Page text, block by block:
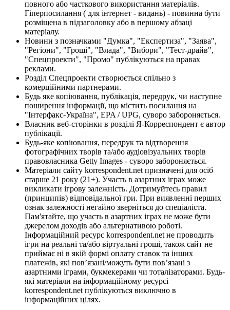
повного або часткового використання матеріалів.
Гіперпосилання ( для інтернет - видань) - повинна бути
розміщена в підзаголовку або в першому абзаці
матеріалу.
Новини з позначками "Думка", "Експертиза", "Заява",
"Регіони", "Гроші", "Влада", "Вибори", "Тест-драйв",
"Спецпроекти", "Промо" публікуються на правах
реклами.
Розділ Спецпроекти створюється спільно з
комерційними партнерами.
Будь яке копіювання, публікація, передрук, чи наступне
поширення інформації, що містить посилання на
"Інтерфакс-Україна", EPA / UPG, суворо забороняється.
Власник веб-сторінки в розділі Я-Корреспондент є автор
публікації.
Будь-яке копіювання, передрук та відтворення
фотографічних творів та/або аудіовізуальних творів
правовласника Getty Images - суворо забороняється.
Матеріали сайту korrespondent.net призначені для осіб
старше 21 року (21+). Участь в азартних іграх може
викликати ігрову залежність. Дотримуйтесь правил
(принципів) відповідальної гри. При виявленні перших
ознак залежності негайно зверніться до спеціаліста.
Пам'ятайте, що участь в азартних іграх не може бути
джерелом доходів або альтернативою роботі.
Інформаційний ресурс korrespondent.net не проводить
ігри на реальні та/або віртуальні гроші, також сайт не
приймає ні в якій формі оплату ставок та інших
платежів, які пов’язані/можуть бути пов’язані з
азартними іграми, букмекерами чи тоталізаторами. Будь-
які матеріали на інформаційному ресурсі
korrespondent.net публікуються виключно в
інформаційних цілях.